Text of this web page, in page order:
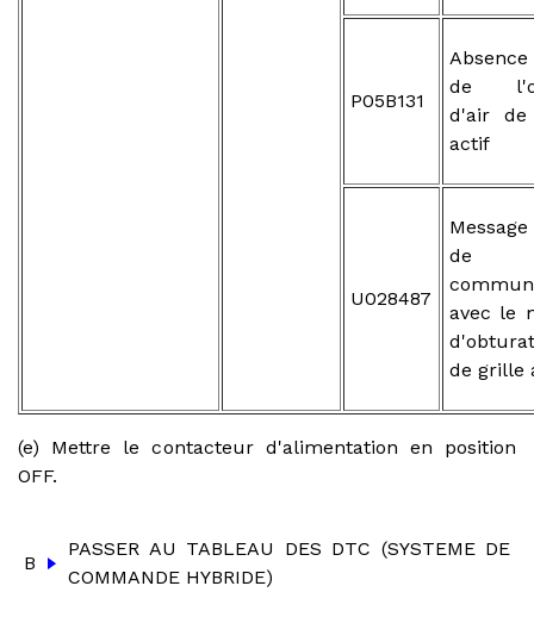
P05B131
de
d'air
actif
U028487
avec le
de grille
(e) Mettre le contacteur d'alimentation en position
OFF.
B
PASSER AU TABLEAU DES DTC (SYSTEME DE
COMMANDE HYBRIDE)